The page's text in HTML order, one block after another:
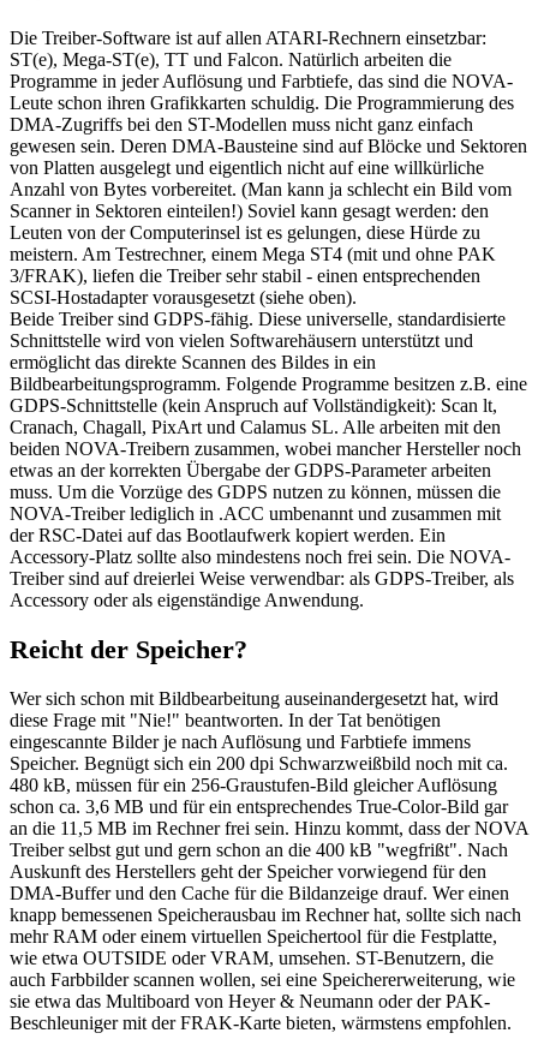
Die Treiber-Software ist auf allen ATARI-Rechnern einsetzbar:
ST(e), Mega-ST(e), TT und Falcon. Natürlich arbeiten die
Programme in jeder Auflösung und Farbtiefe, das sind die NOVA-
Leute schon ihren Grafikkarten schuldig. Die Programmierung des
DMA-Zugriffs bei den ST-Modellen muss nicht ganz einfach
gewesen sein. Deren DMA-Bausteine sind auf Blöcke und Sektoren
von Platten ausgelegt und eigentlich nicht auf eine willkürliche
Anzahl von Bytes vorbereitet. (Man kann ja schlecht ein Bild vom
Scanner in Sektoren einteilen!) Soviel kann gesagt werden: den
Leuten von der Computerinsel ist es gelungen, diese Hürde zu
meistern. Am Testrechner, einem Mega ST4 (mit und ohne PAK
3/FRAK), liefen die Treiber sehr stabil - einen entsprechenden
SCSI-Hostadapter vorausgesetzt (siehe oben).
Beide Treiber sind GDPS-fähig. Diese universelle, standardisierte
Schnittstelle wird von vielen Softwarehäusern unterstützt und
ermöglicht das direkte Scannen des Bildes in ein
Bildbearbeitungsprogramm. Folgende Programme besitzen z.B. eine
GDPS-Schnittstelle (kein Anspruch auf Vollständigkeit): Scan lt,
Cranach, Chagall, PixArt und Calamus SL. Alle arbeiten mit den
beiden NOVA-Treibern zusammen, wobei mancher Hersteller noch
etwas an der korrekten Übergabe der GDPS-Parameter arbeiten
muss. Um die Vorzüge des GDPS nutzen zu können, müssen die
NOVA-Treiber lediglich in .ACC umbenannt und zusammen mit
der RSC-Datei auf das Bootlaufwerk kopiert werden. Ein
Accessory-Platz sollte also mindestens noch frei sein. Die NOVA-
Treiber sind auf dreierlei Weise verwendbar: als GDPS-Treiber, als
Accessory oder als eigenständige Anwendung.
Reicht der Speicher?
Wer sich schon mit Bildbearbeitung auseinandergesetzt hat, wird
diese Frage mit "Nie!" beantworten. In der Tat benötigen
eingescannte Bilder je nach Auflösung und Farbtiefe immens
Speicher. Begnügt sich ein 200 dpi Schwarzweißbild noch mit ca.
480 kB, müssen für ein 256-Graustufen-Bild gleicher Auflösung
schon ca. 3,6 MB und für ein entsprechendes True-Color-Bild gar
an die 11,5 MB im Rechner frei sein. Hinzu kommt, dass der NOVA
Treiber selbst gut und gern schon an die 400 kB "wegfrißt". Nach
Auskunft des Herstellers geht der Speicher vorwiegend für den
DMA-Buffer und den Cache für die Bildanzeige drauf. Wer einen
knapp bemessenen Speicherausbau im Rechner hat, sollte sich nach
mehr RAM oder einem virtuellen Speichertool für die Festplatte,
wie etwa OUTSIDE oder VRAM, umsehen. ST-Benutzern, die
auch Farbbilder scannen wollen, sei eine Speichererweiterung, wie
sie etwa das Multiboard von Heyer & Neumann oder der PAK-
Beschleuniger mit der FRAK-Karte bieten, wärmstens empfohlen.